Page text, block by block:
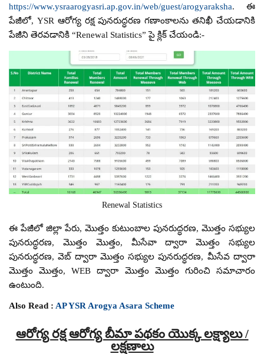
https://www.ysraarogyasri.ap.gov.in/web/guest/arogyaraksha. ఈ
పేజీలో, YSR ఆరోగ్య రక్ష పునరుద్ధరణ గణాంకాలను తనిఖీ చేయడానికి
పేజీని తెరవడానికి “Renewal Statistics” పై క్లిక్ చేయండి:-
Renewal Statistics
ఈ పేజీలో జిల్లా పేరు, మొత్తం కుటుంబాల పునరుద్ధరణ, మొత్తం సభ్యుల
పునరుద్ధరణ, మొత్తం మొత్తం, మీసేవా ద్వారా మొత్తం సభ్యుల
పునరుద్ధరణ, వెబ్ ద్వారా మొత్తం సభ్యుల పునరుద్ధరణ, మీసేవ ద్వారా
మొత్తం మొత్తం, WEB ద్వారా మొత్తం మొత్తం గురించి సమాచారం
ఉంటుంది.
Also Read : AP YSR Arogya Asara Scheme
ఆరోగ్య రక్ష ఆరోగ్య బీమా పథకం యొక్క లక్ష్యాలు /
లక్షణాలు